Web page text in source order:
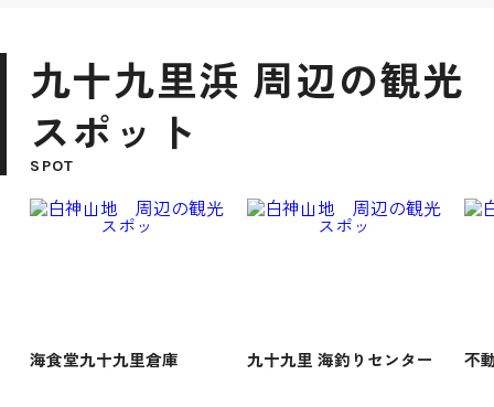
九十九里浜 周辺の観光
スポット
SPOT
海食堂九十九里倉庫 九十九里 海釣りセンター 不